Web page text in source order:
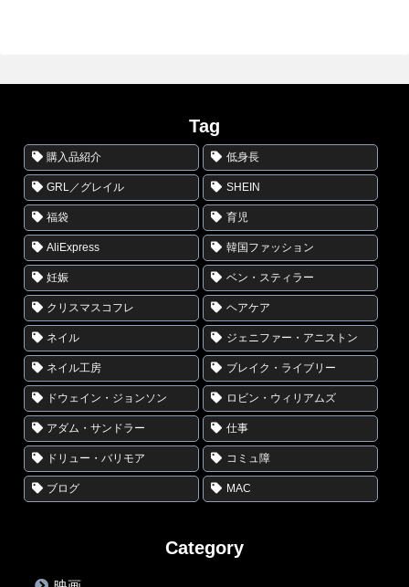
Tag
購入品紹介 低身長
GRL／グレイル SHEIN
福袋 育児
AliExpress 韓国ファッション
妊娠 ベン・スティラー
クリスマスコフレ ヘアケア
ネイル ジェニファー・アニストン
ネイル工房 ブレイク・ライブリー
ドウェイン・ジョンソン ロビン・ウィリアムズ
アダム・サンドラー 仕事
ドリュー・バリモア コミュ障
ブログ MAC
Category